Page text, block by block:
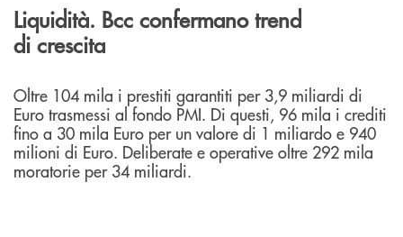
Liquidità. Bcc confermano trend
di crescita
Oltre 104 mila i prestiti garantiti per 3,9 miliardi di
Euro trasmessi al fondo PMI. Di questi, 96 mila i crediti
fino a 30 mila Euro per un valore di 1 miliardo e 940
milioni di Euro. Deliberate e operative oltre 292 mila
moratorie per 34 miliardi.